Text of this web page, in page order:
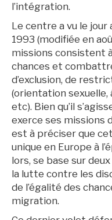
l’intégration.
Le centre a vu le jour
1993 (modifiée en
missions consistent
chances et
d’exclusion, de
(orientation sexuelle,
etc). Bien qu’il
exerce ses missions
est à préciser que
unique en Europe à
lors, se base sur
la lutte contre les
de l’égalité des
migration.